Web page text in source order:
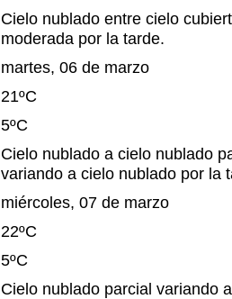
Cielo nublado entre cielo
moderada por la tarde.
martes, 06 de marzo
21ºC
5ºC
Cielo nublado a cielo nublado
variando a cielo nublado por la
miércoles, 07 de marzo
22ºC
5ºC
Cielo nublado parcial variando